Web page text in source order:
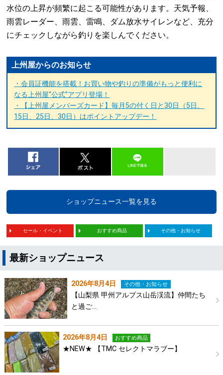
水位の上昇が頻繁に起こる可能性があります。天気予報、
雨雲レーダー、雨雲、雷鳴、ダム放水サイレンなど、充分
にチェックしながら釣りを楽しんでください。
上州屋からのお知らせ
・会員証機能を搭載！お買い物や釣りの準備がもっと便利に
なる上州屋“公式”アプリ登場！
・【上州屋メンバーズカード】毎月5の付く日と30日（5日、
15日、25日、30日）はポイントアップデー！
ショップニュース一覧を見る
セール・イベント おすすめ商品 その他・お知らせ
最新ショップニュース
2026年8月4日 その他・お知らせ
【山梨県 甲州アルプス山岳渓流】仲間たち
と過ご…
2026年8月4日 おすすめ商品
★NEW★ 【TMC セレクトマラブー】